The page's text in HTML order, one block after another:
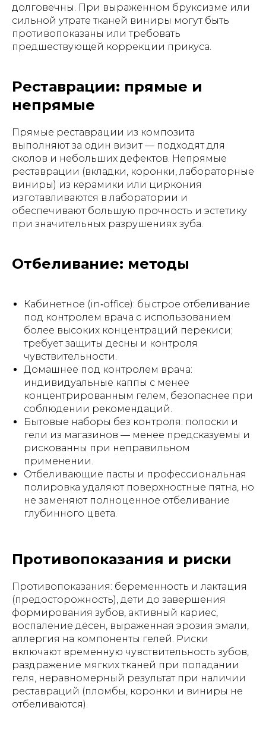
долговечны. При выраженном бруксизме или
сильной утрате тканей виниры могут быть
противопоказаны или требовать
предшествующей коррекции прикуса.
Реставрации: прямые и
непрямые
Прямые реставрации из композита
выполняют за один визит — подходят для
сколов и небольших дефектов. Непрямые
реставрации (вкладки, коронки, лабораторные
виниры) из керамики или циркония
изготавливаются в лаборатории и
обеспечивают большую прочность и эстетику
при значительных разрушениях зуба.
Отбеливание: методы
Кабинетное (in‑office): быстрое отбеливание
под контролем врача с использованием
более высоких концентраций перекиси;
требует защиты десны и контроля
чувствительности.
Домашнее под контролем врача:
индивидуальные каппы с менее
концентрированным гелем, безопаснее при
соблюдении рекомендаций.
Бытовые наборы без контроля: полоски и
гели из магазинов — менее предсказуемы и
рискованны при неправильном
применении.
Отбеливающие пасты и профессиональная
полировка удаляют поверхностные пятна, но
не заменяют полноценное отбеливание
глубинного цвета.
Противопоказания и риски
Противопоказания: беременность и лактация
(предосторожность), дети до завершения
формирования зубов, активный кариес,
воспаление дёсен, выраженная эрозия эмали,
аллергия на компоненты гелей. Риски
включают временную чувствительность зубов,
раздражение мягких тканей при попадании
геля, неравномерный результат при наличии
реставраций (пломбы, коронки и виниры не
отбеливаются).